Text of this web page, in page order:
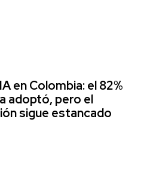
en Colombia: el 82%
adoptó, pero el
sigue estancado